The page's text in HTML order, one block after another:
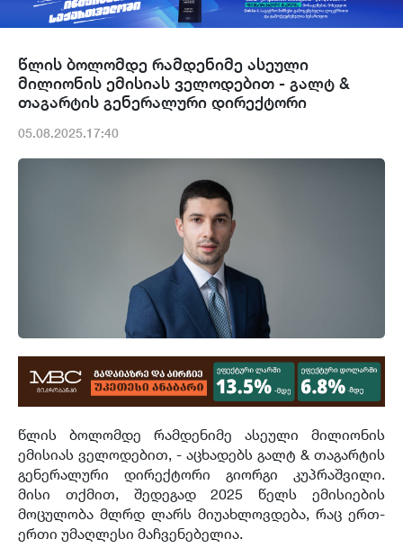
წლის ბოლომდე რამდენიმე ასეული
მილიონის ემისიას ველოდებით - გალტ &
თაგარტის გენერალური დირექტორი
05.08.2025.17:40
წლის ბოლომდე რამდენიმე ასეული მილიონის
ემისიას ველოდებით, - აცხადებს გალტ & თაგარტის
გენერალური დირექტორი გიორგი კუპრაშვილი.
მისი თქმით, შედეგად 2025 წელს ემისიების
მოცულობა მლრდ ლარს მიუახლოვდება, რაც ერთ-
ერთი უმაღლესი მაჩვენებელია.